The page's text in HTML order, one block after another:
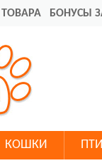
БОНУСЫ
КОШКИ